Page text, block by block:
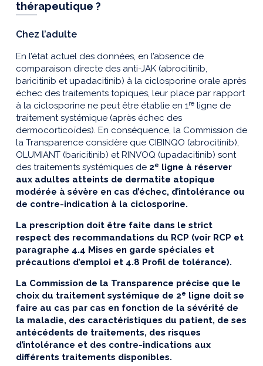
thérapeutique ?
Chez l’adulte
En l’état actuel des données, en l’absence de
comparaison directe des anti-JAK (abrocitinib,
baricitinib et upadacitinib) à la ciclosporine orale après
échec des traitements topiques, leur place par rapport
à la ciclosporine ne peut être établie en 1re ligne de
traitement systémique (après échec des
dermocorticoïdes). En conséquence, la Commission de
la Transparence considère que CIBINQO (abrocitinib),
OLUMIANT (baricitinib) et RINVOQ (upadacitinib) sont
des traitements systémiques de 2e ligne à réserver
aux adultes atteints de dermatite atopique
modérée à sévère en cas d’échec, d’intolérance ou
de contre-indication à la ciclosporine.
La prescription doit être faite dans le strict
respect des recommandations du RCP (voir RCP et
paragraphe 4.4 Mises en garde spéciales et
précautions d’emploi et 4.8 Profil de tolérance).
La Commission de la Transparence précise que le
choix du traitement systémique de 2e ligne doit se
faire au cas par cas en fonction de la sévérité de
la maladie, des caractéristiques du patient, de ses
antécédents de traitements, des risques
d’intolérance et des contre-indications aux
différents traitements disponibles.